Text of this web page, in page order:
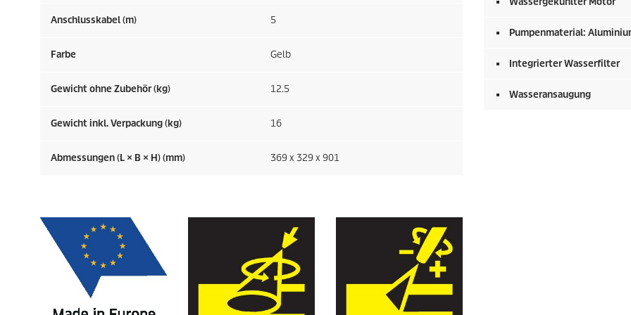
Anschlusskabel (m) 5
Farbe Gelb
Gewicht ohne Zubehör (kg) 12.5
Gewicht inkl. Verpackung (kg) 16
Abmessungen (L × B × H) (mm) 369 x 329 x 901
Pumpenmaterial:
Integrierter Wasserfilter
Wasseransaugung